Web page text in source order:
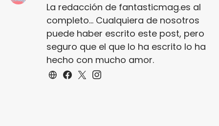
La redacción de fantasticmag.es al
completo... Cualquiera de nosotros
puede haber escrito este post, pero
seguro que el que lo ha escrito lo ha
hecho con mucho amor.